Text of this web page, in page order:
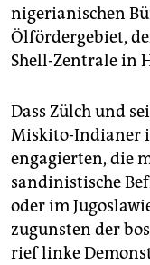
nigerianischen
Ölfördergebiet,
Shell-Zentrale in
Dass Zülch und
Miskito-Indianer
engagierten, die
sandinistische
oder im
zugunsten der
rief linke